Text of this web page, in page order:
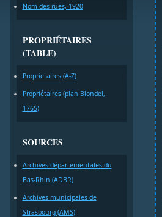
Nom des rues, 1920
PROPRIÉTAIRES
(TABLE)
Proprietaires (A-Z)
Propriétaires (plan Blondel,
1765)
SOURCES
Archives départementales du
Bas-Rhin (ADBR)
Archives municipales de
Strasbourg (AMS)